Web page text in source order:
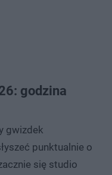
godzina
gwizdek
punktualnie o
się studio